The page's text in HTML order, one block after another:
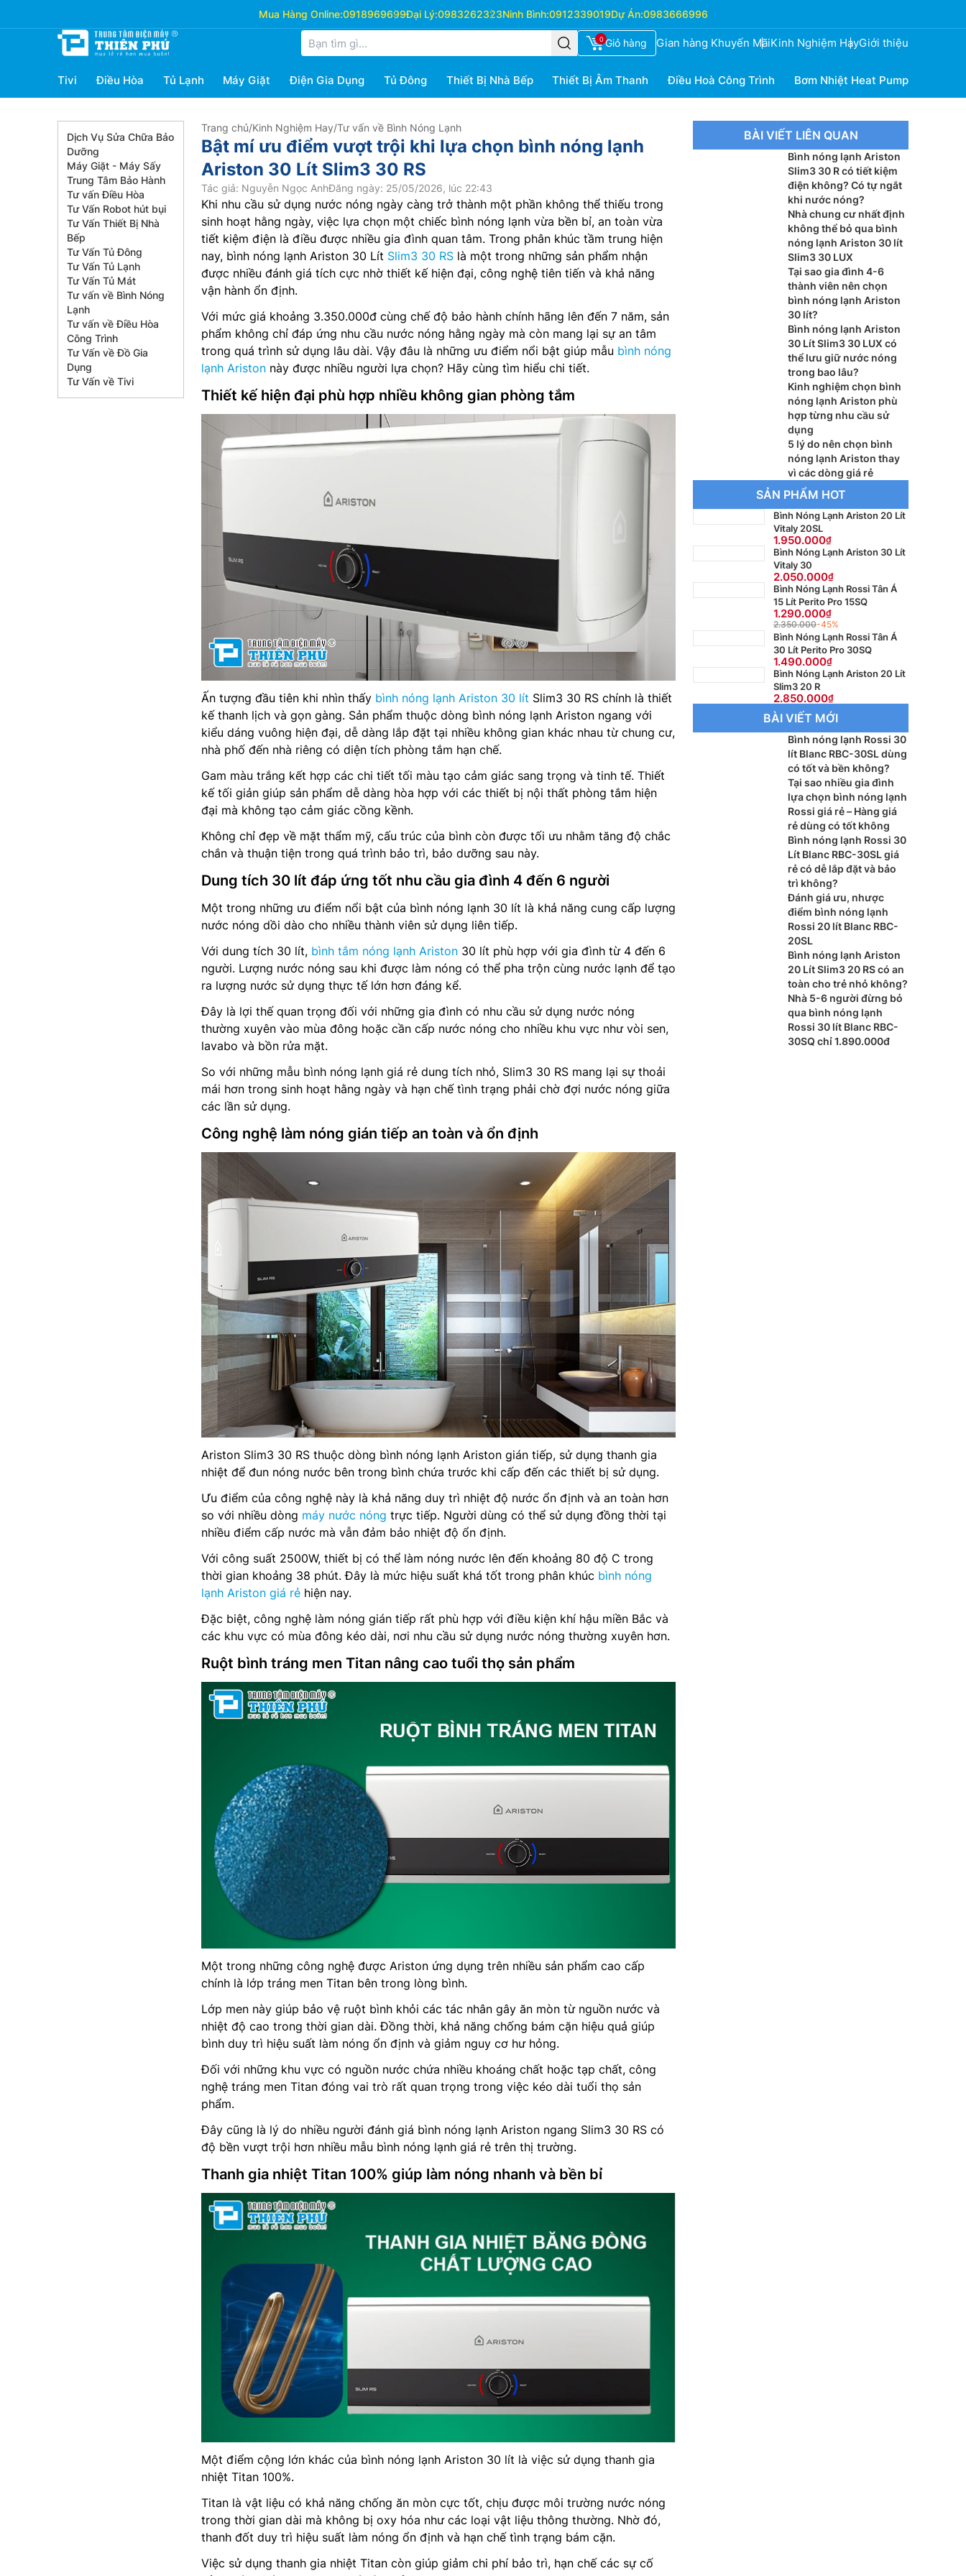
Mua Hàng Online:0918969699Đại Lý:0983262323Ninh Bình:0912339019Dự Án:0983666996
0 Giỏ hàng Gian hàng Khuyến MãiKinh Nghiệm HayGiới thiệu
Tivi Điều Hòa Tủ Lạnh Máy Giặt Điện Gia Dụng Tủ Đông Thiết Bị Nhà Bếp Thiết Bị Âm Thanh Điều Hoà Công Trình Bơm Nhiệt Heat Pump
Dịch Vụ Sửa Chữa Bảo
Dưỡng
Máy Giặt - Máy Sấy
Trung Tâm Bảo Hành
Tư vấn Điều Hòa
Tư Vấn Robot hút bụi
Tư Vấn Thiết Bị Nhà
Bếp
Tư Vấn Tủ Đông
Tư Vấn Tủ Lạnh
Tư Vấn Tủ Mát
Tư vấn về Bình Nóng
Lạnh
Tư vấn về Điều Hòa
Công Trình
Tư Vấn về Đồ Gia
Dụng
Tư Vấn về Tivi
Trang chủ/Kinh Nghiệm Hay/Tư vấn về Bình Nóng Lạnh
Bật mí ưu điểm vượt trội khi lựa chọn bình nóng lạnh
Ariston 30 Lít Slim3 30 RS
Tác giả: Nguyễn Ngọc AnhĐăng ngày: 25/05/2026, lúc 22:43
Khi nhu cầu sử dụng nước nóng ngày càng trở thành một phần không thể thiếu trong
sinh hoạt hằng ngày, việc lựa chọn một chiếc bình nóng lạnh vừa bền bỉ, an toàn vừa
tiết kiệm điện là điều được nhiều gia đình quan tâm. Trong phân khúc tầm trung hiện
nay, bình nóng lạnh Ariston 30 Lít Slim3 30 RS là một trong những sản phẩm nhận
được nhiều đánh giá tích cực nhờ thiết kế hiện đại, công nghệ tiên tiến và khả năng
vận hành ổn định.
Với mức giá khoảng 3.350.000đ cùng chế độ bảo hành chính hãng lên đến 7 năm, sản
phẩm không chỉ đáp ứng nhu cầu nước nóng hằng ngày mà còn mang lại sự an tâm
trong quá trình sử dụng lâu dài. Vậy đâu là những ưu điểm nổi bật giúp mẫu bình nóng
lạnh Ariston này được nhiều người lựa chọn? Hãy cùng tìm hiểu chi tiết.
Thiết kế hiện đại phù hợp nhiều không gian phòng tắm
Ấn tượng đầu tiên khi nhìn thấy bình nóng lạnh Ariston 30 lít Slim3 30 RS chính là thiết
kế thanh lịch và gọn gàng. Sản phẩm thuộc dòng bình nóng lạnh Ariston ngang với
kiểu dáng vuông hiện đại, dễ dàng lắp đặt tại nhiều không gian khác nhau từ chung cư,
nhà phố đến nhà riêng có diện tích phòng tắm hạn chế.
Gam màu trắng kết hợp các chi tiết tối màu tạo cảm giác sang trọng và tinh tế. Thiết
kế tối giản giúp sản phẩm dễ dàng hòa hợp với các thiết bị nội thất phòng tắm hiện
đại mà không tạo cảm giác cồng kềnh.
Không chỉ đẹp về mặt thẩm mỹ, cấu trúc của bình còn được tối ưu nhằm tăng độ chắc
chắn và thuận tiện trong quá trình bảo trì, bảo dưỡng sau này.
Dung tích 30 lít đáp ứng tốt nhu cầu gia đình 4 đến 6 người
Một trong những ưu điểm nổi bật của bình nóng lạnh 30 lít là khả năng cung cấp lượng
nước nóng dồi dào cho nhiều thành viên sử dụng liên tiếp.
Với dung tích 30 lít, bình tắm nóng lạnh Ariston 30 lít phù hợp với gia đình từ 4 đến 6
người. Lượng nước nóng sau khi được làm nóng có thể pha trộn cùng nước lạnh để tạo
ra lượng nước sử dụng thực tế lớn hơn đáng kể.
Đây là lợi thế quan trọng đối với những gia đình có nhu cầu sử dụng nước nóng
thường xuyên vào mùa đông hoặc cần cấp nước nóng cho nhiều khu vực như vòi sen,
lavabo và bồn rửa mặt.
So với những mẫu bình nóng lạnh giá rẻ dung tích nhỏ, Slim3 30 RS mang lại sự thoải
mái hơn trong sinh hoạt hằng ngày và hạn chế tình trạng phải chờ đợi nước nóng giữa
các lần sử dụng.
Công nghệ làm nóng gián tiếp an toàn và ổn định
Ariston Slim3 30 RS thuộc dòng bình nóng lạnh Ariston gián tiếp, sử dụng thanh gia
nhiệt để đun nóng nước bên trong bình chứa trước khi cấp đến các thiết bị sử dụng.
Ưu điểm của công nghệ này là khả năng duy trì nhiệt độ nước ổn định và an toàn hơn
so với nhiều dòng máy nước nóng trực tiếp. Người dùng có thể sử dụng đồng thời tại
nhiều điểm cấp nước mà vẫn đảm bảo nhiệt độ ổn định.
Với công suất 2500W, thiết bị có thể làm nóng nước lên đến khoảng 80 độ C trong
thời gian khoảng 38 phút. Đây là mức hiệu suất khá tốt trong phân khúc bình nóng
lạnh Ariston giá rẻ hiện nay.
Đặc biệt, công nghệ làm nóng gián tiếp rất phù hợp với điều kiện khí hậu miền Bắc và
các khu vực có mùa đông kéo dài, nơi nhu cầu sử dụng nước nóng thường xuyên hơn.
Ruột bình tráng men Titan nâng cao tuổi thọ sản phẩm
Một trong những công nghệ được Ariston ứng dụng trên nhiều sản phẩm cao cấp
chính là lớp tráng men Titan bên trong lòng bình.
Lớp men này giúp bảo vệ ruột bình khỏi các tác nhân gây ăn mòn từ nguồn nước và
nhiệt độ cao trong thời gian dài. Đồng thời, khả năng chống bám cặn hiệu quả giúp
bình duy trì hiệu suất làm nóng ổn định và giảm nguy cơ hư hỏng.
Đối với những khu vực có nguồn nước chứa nhiều khoáng chất hoặc tạp chất, công
nghệ tráng men Titan đóng vai trò rất quan trọng trong việc kéo dài tuổi thọ sản
phẩm.
Đây cũng là lý do nhiều người đánh giá bình nóng lạnh Ariston ngang Slim3 30 RS có
độ bền vượt trội hơn nhiều mẫu bình nóng lạnh giá rẻ trên thị trường.
Thanh gia nhiệt Titan 100% giúp làm nóng nhanh và bền bỉ
Một điểm cộng lớn khác của bình nóng lạnh Ariston 30 lít là việc sử dụng thanh gia
nhiệt Titan 100%.
Titan là vật liệu có khả năng chống ăn mòn cực tốt, chịu được môi trường nước nóng
trong thời gian dài mà không bị oxy hóa như các loại vật liệu thông thường. Nhờ đó,
thanh đốt duy trì hiệu suất làm nóng ổn định và hạn chế tình trạng bám cặn.
Việc sử dụng thanh gia nhiệt Titan còn giúp giảm chi phí bảo trì, hạn chế các sự cố
BÀI VIẾT LIÊN QUAN
Bình nóng lạnh Ariston
Slim3 30 R có tiết kiệm
điện không? Có tự ngắt
khi nước nóng?
Nhà chung cư nhất định
không thể bỏ qua bình
nóng lạnh Ariston 30 lít
Slim3 30 LUX
Tại sao gia đình 4-6
thành viên nên chọn
bình nóng lạnh Ariston
30 lít?
Bình nóng lạnh Ariston
30 Lít Slim3 30 LUX có
thể lưu giữ nước nóng
trong bao lâu?
Kinh nghiệm chọn bình
nóng lạnh Ariston phù
hợp từng nhu cầu sử
dụng
5 lý do nên chọn bình
nóng lạnh Ariston thay
vì các dòng giá rẻ
SẢN PHẨM HOT
Bình Nóng Lạnh Ariston 20 Lít
Vitaly 20SL
1.950.000
Bình Nóng Lạnh Ariston 30 Lít
Vitaly 30
2.050.000
Bình Nóng Lạnh Rossi Tân Á
15 Lít Perito Pro 15SQ
1.290.000
2.350.000-45%
Bình Nóng Lạnh Rossi Tân Á
30 Lít Perito Pro 30SQ
1.490.000
Bình Nóng Lạnh Ariston 20 Lít
Slim3 20 R
2.850.000
BÀI VIẾT MỚI
Bình nóng lạnh Rossi 30
lít Blanc RBC-30SL dùng
có tốt và bền không?
Tại sao nhiều gia đình
lựa chọn bình nóng lạnh
Rossi giá rẻ – Hàng giá
rẻ dùng có tốt không
Bình nóng lạnh Rossi 30
Lít Blanc RBC-30SL giá
rẻ có dễ lắp đặt và bảo
trì không?
Đánh giá ưu, nhược
điểm bình nóng lạnh
Rossi 20 lít Blanc RBC-
20SL
Bình nóng lạnh Ariston
20 Lít Slim3 20 RS có an
toàn cho trẻ nhỏ không?
Nhà 5-6 người đừng bỏ
qua bình nóng lạnh
Rossi 30 lít Blanc RBC-
30SQ chỉ 1.890.000đ